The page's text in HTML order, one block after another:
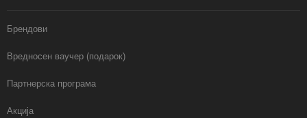
Брендови
Вредносен ваучер (подарок)
Партнерска програма
Акција